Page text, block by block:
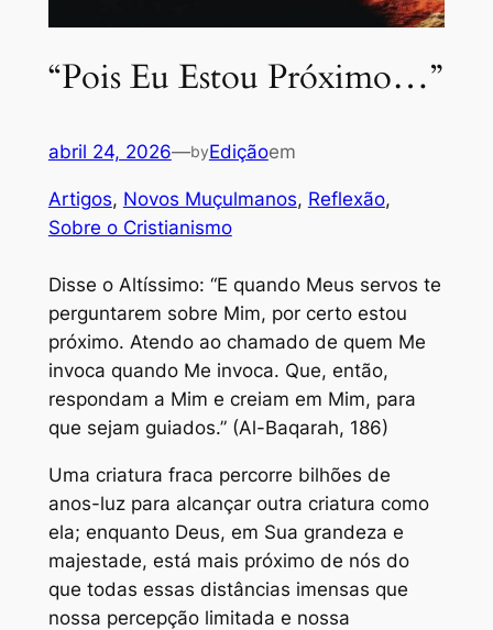
“Pois Eu Estou Próximo…”
abril 24, 2026—byEdiçãoem
Artigos, Novos Muçulmanos, Reflexão
Sobre o Cristianismo
Disse o Altíssimo: “E quando Meus servos te
perguntarem sobre Mim, por certo estou
próximo. Atendo ao chamado de quem Me
invoca quando Me invoca. Que, então,
respondam a Mim e creiam em Mim, para
que sejam guiados.” (Al-Baqarah, 186)
Uma criatura fraca percorre bilhões de
anos-luz para alcançar outra criatura como
ela; enquanto Deus, em Sua grandeza e
majestade, está mais próximo de nós do
que todas essas distâncias imensas que
nossa percepção limitada e nossa